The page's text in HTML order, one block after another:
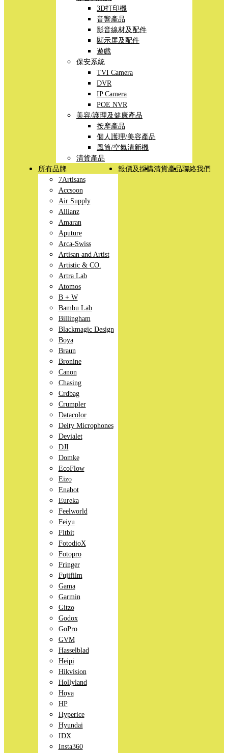
3D打印機
音響產品
影音線材及配件
顯示屏及配件
遊戲
保安系統
TVI Camera
DVR
IP Camera
POE NVR
美容/護理及健康產品
按摩產品
個人護理/美容產品
風筒/空氣清新機
清貨產品
所有品牌
7Artisans
Accsoon
Air Supply
Allianz
Amaran
Aputure
Arca-Swiss
Artisan and Artist
Artistic & CO.
Artra Lab
Atomos
B + W
Bambu Lab
Billingham
Blackmagic Design
Boya
Braun
Bronine
Canon
Chasing
Crdbag
Crumpler
Datacolor
Deity Microphones
Devialet
DJI
Domke
EcoFlow
Eizo
Enabot
Eureka
Feelworld
Feiyu
Fitbit
FotodioX
Fotopro
Fringer
Fujifilm
Gama
Garmin
Gitzo
Godox
GoPro
GVM
Hasselblad
Heipi
Hikvision
Hollyland
Hoya
HP
Hyperice
Hyundai
IDX
Insta360
報價及採購清貨產品聯絡我們